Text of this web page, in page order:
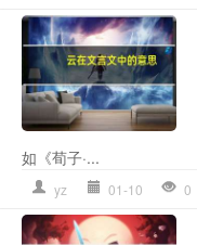
如《荀子·...
yz 01-10 0